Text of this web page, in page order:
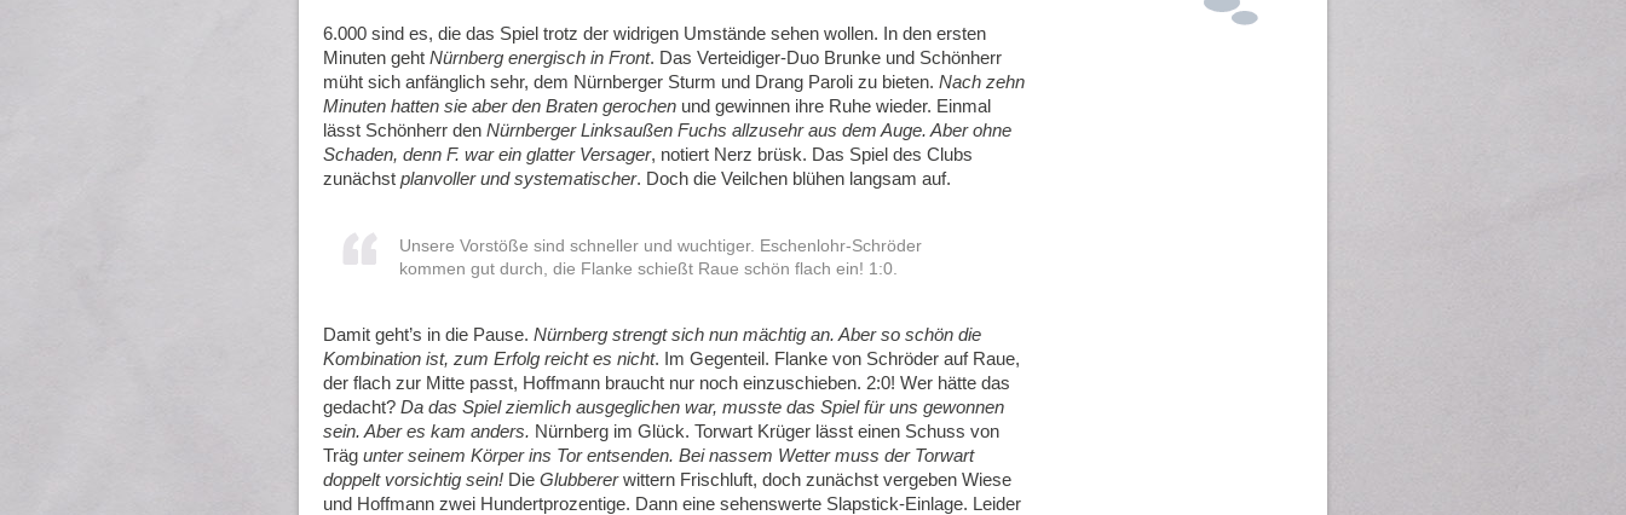
6.000 sind es, die das Spiel trotz der widrigen Umstände sehen wollen. In den ersten
Minuten geht Nürnberg energisch in Front. Das Verteidiger-Duo Brunke und Schönherr
müht sich anfänglich sehr, dem Nürnberger Sturm und Drang Paroli zu bieten. Nach zehn
Minuten hatten sie aber den Braten gerochen und gewinnen ihre Ruhe wieder. Einmal
lässt Schönherr den Nürnberger Linksaußen Fuchs allzusehr aus dem Auge. Aber ohne
Schaden, denn F. war ein glatter Versager, notiert Nerz brüsk. Das Spiel des Clubs
zunächst planvoller und systematischer. Doch die Veilchen blühen langsam auf.
Unsere Vorstöße sind schneller und wuchtiger. Eschenlohr-Schröder
kommen gut durch, die Flanke schießt Raue schön flach ein! 1:0.
Damit geht’s in die Pause. Nürnberg strengt sich nun mächtig an. Aber so schön die
Kombination ist, zum Erfolg reicht es nicht. Im Gegenteil. Flanke von Schröder auf Raue,
der flach zur Mitte passt, Hoffmann braucht nur noch einzuschieben. 2:0! Wer hätte das
gedacht? Da das Spiel ziemlich ausgeglichen war, musste das Spiel für uns gewonnen
sein. Aber es kam anders. Nürnberg im Glück. Torwart Krüger lässt einen Schuss von
Träg unter seinem Körper ins Tor entsenden. Bei nassem Wetter muss der Torwart
doppelt vorsichtig sein! Die Glubbererwittern Frischluft, doch zunächst vergeben Wiese
und Hoffmann zwei Hundertprozentige. Dann eine sehenswerte Slapstick-Einlage. Leider